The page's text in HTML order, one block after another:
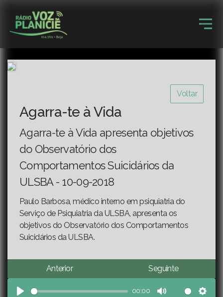
Voltar
Agarra-te à Vida
Agarra-te à Vida apresenta objetivos
do Observatório dos
Comportamentos Suicidários da
ULSBA - 10-09-2018
Paulo Barbosa, médico interno em psiquiatria do
Serviço de Psiquiatria da ULSBA, apresenta os
objetivos do Observatório dos Comportamentos
Suicidários da ULSBA.
Anterior Seguinte
00:00